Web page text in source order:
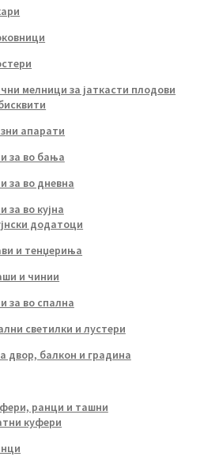
мелници за јаткасти плодови
апарати
за во бања
за во дневна
за во кујна
додатоци
и тенџериња
и чинии
за во спална
светилки и лустери
двор, балкон и градина
ранци и ташни
куфери